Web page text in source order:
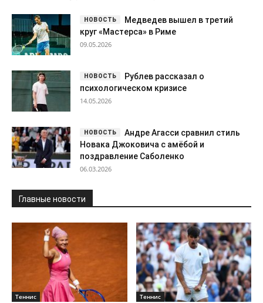
Медведев вышел в третий
круг «Мастерса» в Риме
09.05.2026
Рублев рассказал о
психологическом кризисе
14.05.2026
Андре Агасси сравнил стиль
Новака Джоковича с амёбой и
поздравление Саболенко
06.03.2026
Главные новости
Теннис Теннис